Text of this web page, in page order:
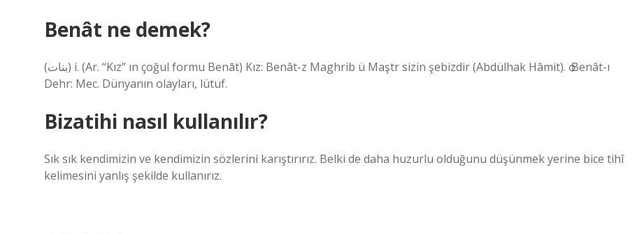
Benât ne demek?
(ﺑﻨﺎﺕ) i. (Ar. “Kız” ın çoğul formu Benāt) Kız: Benât-z Maghrib ü Maştr sizin şebizdir (Abdülhak Hâmit). ѻ Benât-ı
Dehr: Mec. Dünyanın olayları, lütuf.
Bizatihi nasıl kullanılır?
Sık sık kendimizin ve kendimizin sözlerini karıştırırız. Belki de daha huzurlu olduğunu düşünmek yerine bice tihî
kelimesini yanlış şekilde kullanırız.